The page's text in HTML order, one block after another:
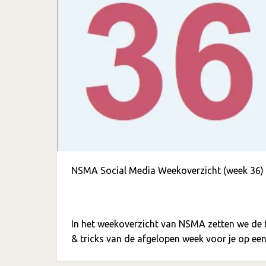
NSMA Social Media Weekoverzicht (week 36)
In het weekoverzicht van NSMA zetten we de
& tricks van de afgelopen week voor je op